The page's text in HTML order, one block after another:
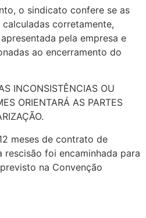
o sindicato confere se as
corretamente,
pela empresa e
ao encerramento do
INCONSISTÊNCIAS OU
ORIENTARÁ AS PARTES
meses de contrato de
rescisão foi encaminhada para
na Convenção